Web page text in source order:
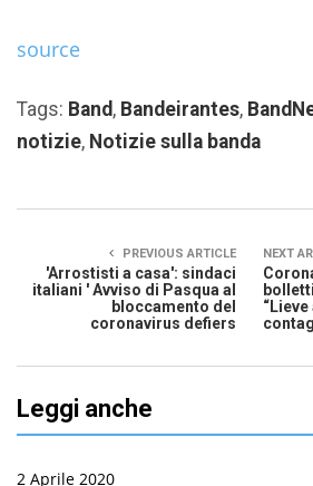
source
Tags: Band, Bandeirantes,
notizie, Notizie sulla banda
PREVIOUS ARTICLE
'Arrostisti a casa': sindaci
italiani ' Avviso di Pasqua al
bloccamento del
coronavirus defiers
NEXT
Leggi anche
2 Aprile 2020